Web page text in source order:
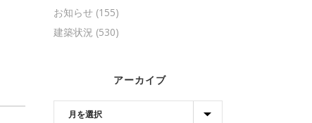
お知らせ (155)
建築状況 (530)
アーカイブ